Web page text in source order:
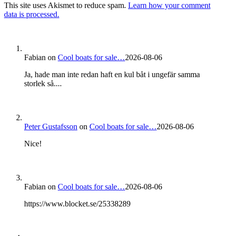
This site uses Akismet to reduce spam. Learn how your comment
data is processed.
Fabian on Cool boats for sale…2026-08-06
Ja, hade man inte redan haft en kul båt i ungefär samma
storlek så....
Peter Gustafsson on Cool boats for sale…2026-08-06
Nice!
Fabian on Cool boats for sale…2026-08-06
https://www.blocket.se/25338289